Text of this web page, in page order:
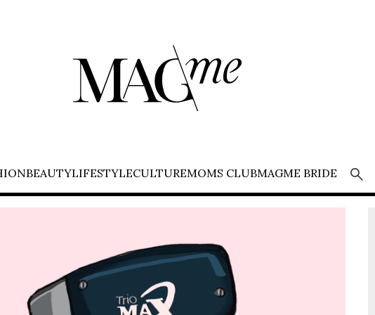
BEAUTYLIFESTYLECULTUREMOMS CLUBMAGME BRIDE